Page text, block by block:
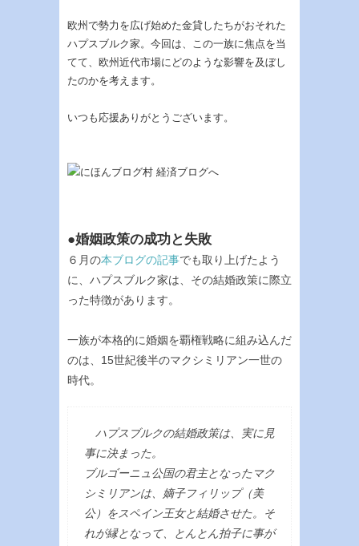
欧州で勢力を広げ始めた金貸したちがおそれた
ハプスブルク家。今回は、この一族に焦点を当
てて、欧州近代市場にどのような影響を及ぼし
たのかを考えます。
いつも応援ありがとうございます。
●婚姻政策の成功と失敗
６月の本ブログの記事でも取り上げたよう
に、ハプスブルク家は、その結婚政策に際立
った特徴があります。
一族が本格的に婚姻を覇権戦略に組み込んだ
のは、15世紀後半のマクシミリアン一世の
時代。
ハプスブルクの結婚政策は、実に見
事に決まった。
ブルゴーニュ公国の君主となったマク
シミリアンは、嫡子フィリップ（美
公）をスペイン王女と結婚させた。そ
れが縁となって、とんとん拍子に事が